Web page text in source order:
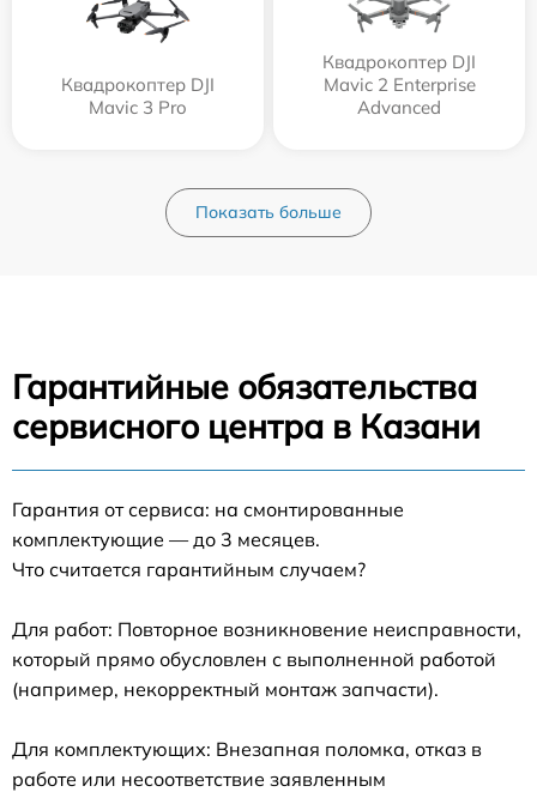
Квадрокоптер DJI
Mavic 3 Pro
Квадрокоптер DJI
Mavic 2 Enterprise
Advanced
Показать больше
Гарантийные обязательства
сервисного центра в Казани
Гарантия от сервиса: на смонтированные
комплектующие — до 3 месяцев.
Что считается гарантийным случаем?
Для работ: Повторное возникновение неисправности,
который прямо обусловлен с выполненной работой
(например, некорректный монтаж запчасти).
Для комплектующих: Внезапная поломка, отказ в
работе или несоответствие заявленным